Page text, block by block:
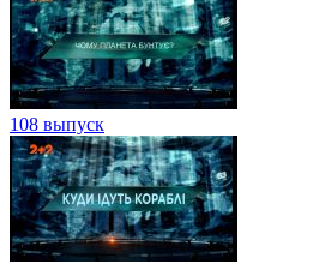
108 выпуск